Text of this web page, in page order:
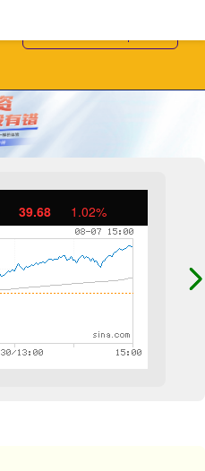
39.68 1.02%